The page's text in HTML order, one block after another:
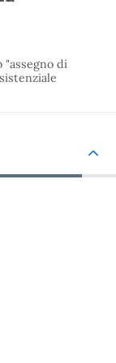
"assegno di